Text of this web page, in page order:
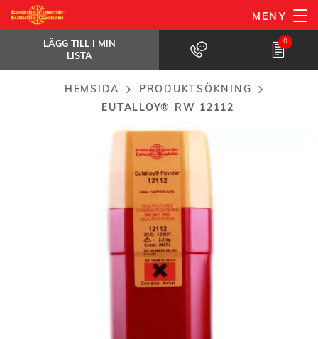
Hoppa
till
huvudinnehåll
MENY
LÄGG TILL I MIN
LISTA
0
Eutalloy® RW 12112
LÄGG TILL I MIN
Breadcrumb
HEMSIDA
PRODUKTSÖKNING
EUTALLOY® RW 12112